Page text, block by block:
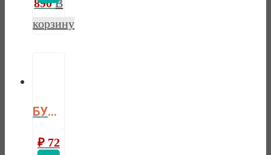
890 В
корзину
БУФЕТ ФОРЕСТ УГЛОВОЙ БЕЛЫЙ ВОСК/АНТРАЦИТ
₽72